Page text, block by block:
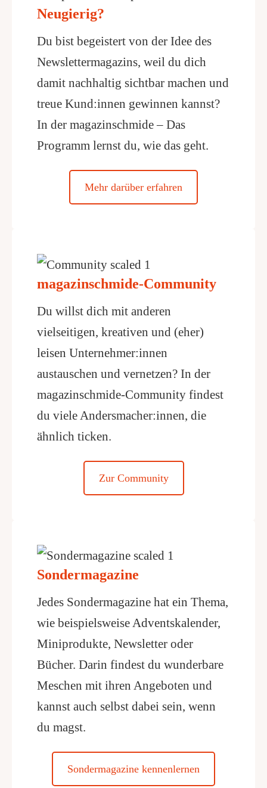
Neugierig?
Du bist begeistert von der Idee des
Newslettermagazins, weil du dich
damit nachhaltig sichtbar machen und
treue Kund:innen gewinnen kannst?
In der magazinschmide – Das
Programm lernst du, wie das geht.
Mehr darüber erfahren
magazinschmide-Community
Du willst dich mit anderen
vielseitigen, kreativen und (eher)
leisen Unternehmer:innen
austauschen und vernetzen? In der
magazinschmide-Community findest
du viele Andersmacher:innen, die
ähnlich ticken.
Zur Community
Sondermagazine
Jedes Sondermagazine hat ein Thema,
wie beispielsweise Adventskalender,
Miniprodukte, Newsletter oder
Bücher. Darin findest du wunderbare
Meschen mit ihren Angeboten und
kannst auch selbst dabei sein, wenn
du magst.
Sondermagazine kennenlernen